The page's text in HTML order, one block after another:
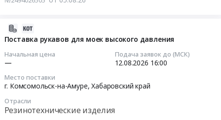
Поставка рукавов для моек высокого давления
Начальная цена
—
Подача заявок до (МСК)
12.08.2026 16:00
Место поставки
г. Комсомольск-на-Амуре,Хабаровский край
Отрасли
Резинотехнические изделия